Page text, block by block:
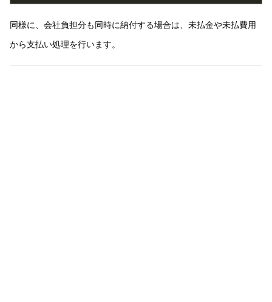
同様に、会社負担分も同時に納付する場合は、未払金や未払費用
から支払い処理を行います。